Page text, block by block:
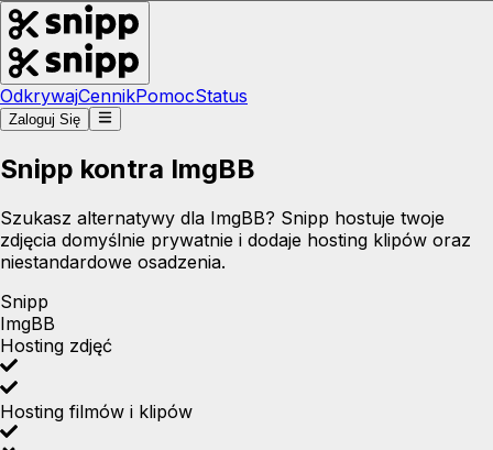
OdkrywajCennikPomocStatus
Zaloguj Się
Snipp kontra ImgBB
Szukasz alternatywy dla ImgBB? Snipp hostuje twoje
zdjęcia domyślnie prywatnie i dodaje hosting klipów oraz
niestandardowe osadzenia.
Snipp
ImgBB
Hosting zdjęć
Hosting filmów i klipów